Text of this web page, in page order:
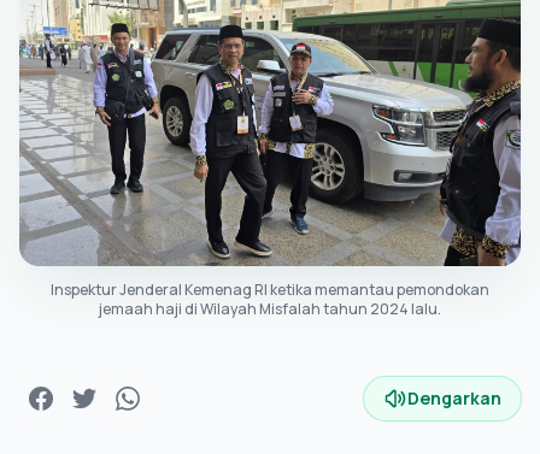
Inspektur Jenderal Kemenag RI ketika memantau pemondokan
jemaah haji di Wilayah Misfalah tahun 2024 lalu.
Dengarkan